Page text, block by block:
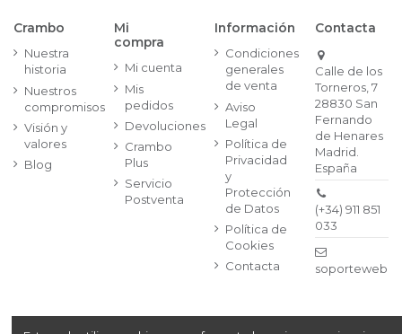
Crambo
Nuestra
historia
Nuestros
compromisos
Visión y
valores
Blog
Mi
compra
Mi cuenta
Mis
pedidos
Devoluciones
Crambo
Plus
Servicio
Postventa
Información
Condiciones
generales
de venta
Aviso
Legal
Política de
Privacidad
y
Protección
de Datos
Política de
Cookies
Contacta
Contacta
Calle de los
Torneros, 7
28830 San
Fernando
de Henares
Madrid.
España
(+34) 911 851
033